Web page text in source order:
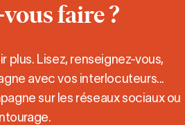
faire ?
plus. Lisez, renseignez-vous,
avec vos interlocuteurs...
sur les réseaux sociaux ou